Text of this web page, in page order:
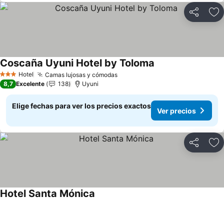
Compartir
3 Estrellas
Hotel Camas lujosas y cómodas
Coscaña Uyuni Hotel by Toloma
8,7 Excelente 138 Uyuni
Elige fechas para ver los precios exactos
Ver precios
Compartir
Hotel Santa Mónica